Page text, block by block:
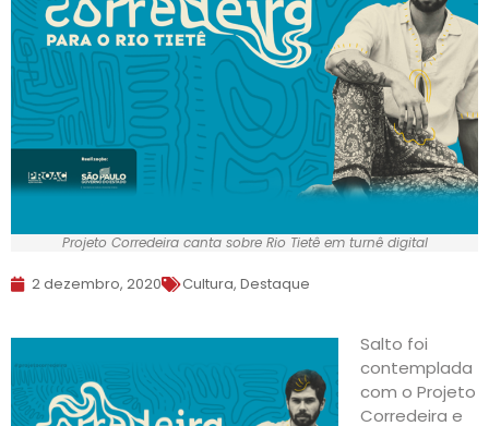
Projeto Corredeira canta sobre Rio Tietê em turnê digital
2 dezembro, 2020 Cultura, Destaque
Salto foi
contemplada
com o Projeto
Corredeira e